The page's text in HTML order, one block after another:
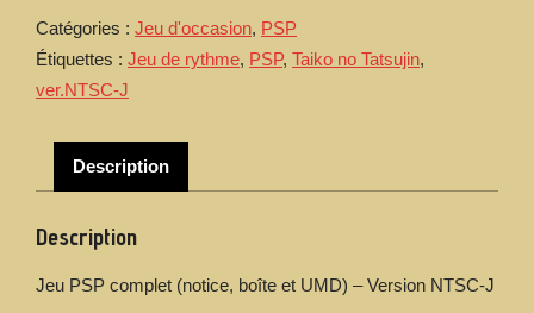
Tatsujin
Portable
DX
ぽ
た
Catégories : Jeu d'occasion, PSP
Étiquettes : Jeu de rythme, PSP, Taiko no Tatsujin,
ver.NTSC-J
Description
Description
Jeu PSP complet (notice, boîte et UMD) – Version NTSC-J